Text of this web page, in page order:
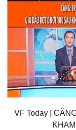
VF Today |